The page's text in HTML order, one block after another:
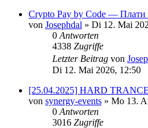
Crypto Pay by Code — Плати
von Josephdal » Di 12. Mai
0 Antworten
4338 Zugriffe
Letzter Beitrag von
Di 12. Mai 2026, 12:50
[25.04.2025] HARD
von synergy-events » Mo 13.
0 Antworten
3016 Zugriffe